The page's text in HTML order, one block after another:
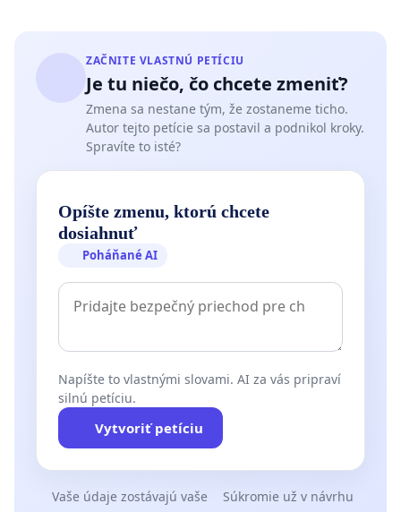
ZAČNITE VLASTNÚ PETÍCIU
Je tu niečo, čo chcete zmeniť?
Zmena sa nestane tým, že zostaneme ticho.
Autor tejto petície sa postavil a podnikol kroky.
Spravíte to isté?
Opíšte zmenu, ktorú chcete
dosiahnuť
Poháňané AI
Napíšte to vlastnými slovami. AI za vás pripraví
silnú petíciu.
Vytvoriť petíciu
Vaše údaje zostávajú vaše Súkromie už v návrhu